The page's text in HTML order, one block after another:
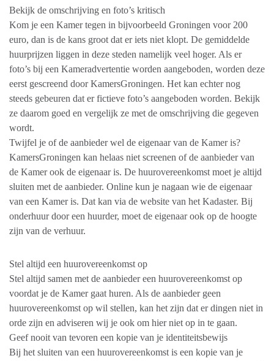
Bekijk de omschrijving en foto’s kritisch
Kom je een Kamer tegen in bijvoorbeeld Groningen voor 200
euro, dan is de kans groot dat er iets niet klopt. De gemiddelde
huurprijzen liggen in deze steden namelijk veel hoger. Als er
foto’s bij een Kameradvertentie worden aangeboden, worden deze
eerst gescreend door KamersGroningen. Het kan echter nog
steeds gebeuren dat er fictieve foto’s aangeboden worden. Bekijk
ze daarom goed en vergelijk ze met de omschrijving die gegeven
wordt.
Twijfel je of de aanbieder wel de eigenaar van de Kamer is?
KamersGroningen kan helaas niet screenen of de aanbieder van
de Kamer ook de eigenaar is. De huurovereenkomst moet je altijd
sluiten met de aanbieder. Online kun je nagaan wie de eigenaar
van een Kamer is. Dat kan via de website van het Kadaster. Bij
onderhuur door een huurder, moet de eigenaar ook op de hoogte
zijn van de verhuur.
Stel altijd een huurovereenkomst op
Stel altijd samen met de aanbieder een huurovereenkomst op
voordat je de Kamer gaat huren. Als de aanbieder geen
huurovereenkomst op wil stellen, kan het zijn dat er dingen niet in
orde zijn en adviseren wij je ook om hier niet op in te gaan.
Geef nooit van tevoren een kopie van je identiteitsbewijs
Bij het sluiten van een huurovereenkomst is een kopie van je